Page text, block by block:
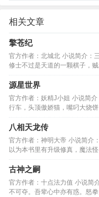
相关文章
擎苍纪
官方作者：北城北 小说简介：
修士不过是天道的一颗棋子，
执吾念，奉长生之行。…
源星世界
官方作者：妖精J小姐 小说简
行车，头顶傲娇猫，嘴叼大烧
的征途在星辰大海！…
八相天龙传
官方作者：神明大帝 小说简介
以为本书里有升级修真，魔法
望，那样的小说我不会！…
古神之嗣
官方作者：十点法力值 小说简
不可夺。吾辈心中亦有惑。怒